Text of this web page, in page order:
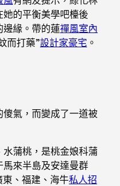
的平衡美學吧檯後
邊緣。帶的蓮禪風室內
而打藥”設計家豪宅 。
傻氣，而變成了一道被
蒲桃，是桃金娘科蒲
來半島及安達曼群
東、福建、海牛私人招